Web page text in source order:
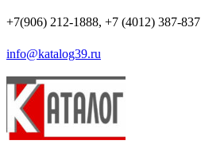
Перейти
содержимому
+7(906) 212-1888, +7 (4012) 387-837
info@katalog39.ru